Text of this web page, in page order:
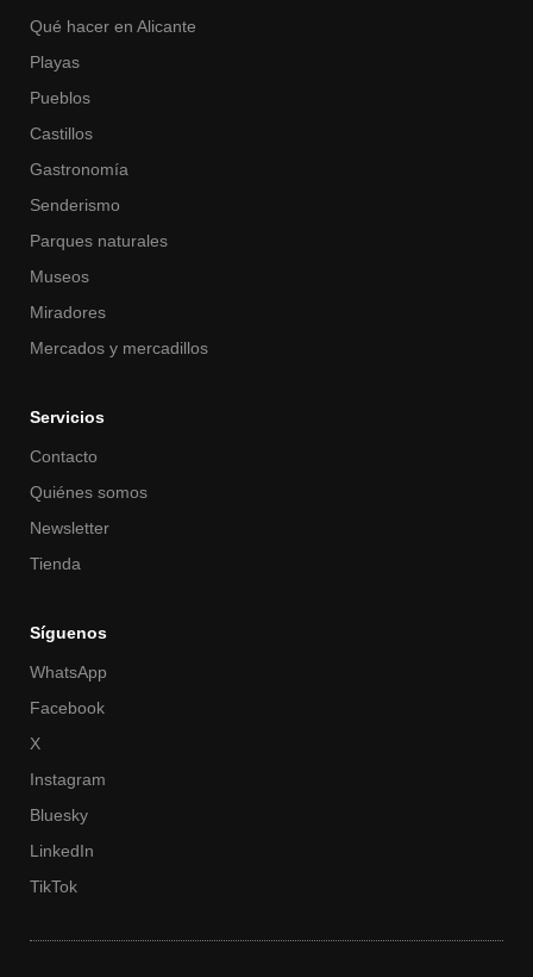
Qué hacer en Alicante
Playas
Pueblos
Castillos
Gastronomía
Senderismo
Parques naturales
Museos
Miradores
Mercados y mercadillos
Servicios
Contacto
Quiénes somos
Newsletter
Tienda
Síguenos
WhatsApp
Facebook
X
Instagram
Bluesky
LinkedIn
TikTok